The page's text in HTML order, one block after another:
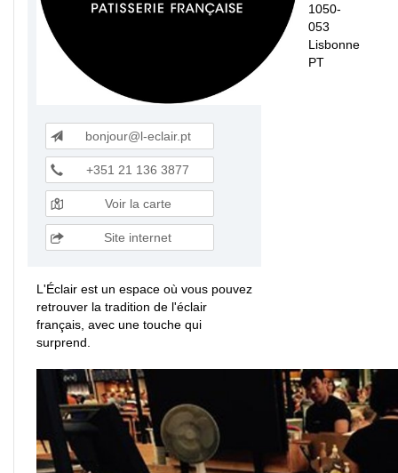
1050-
053
Lisbonne
PT
bonjour@l-eclair.pt
+351 21 136 3877
Voir la carte
Site internet
L'Éclair est un espace où vous pouvez
retrouver la tradition de l'éclair
français, avec une touche qui
surprend.